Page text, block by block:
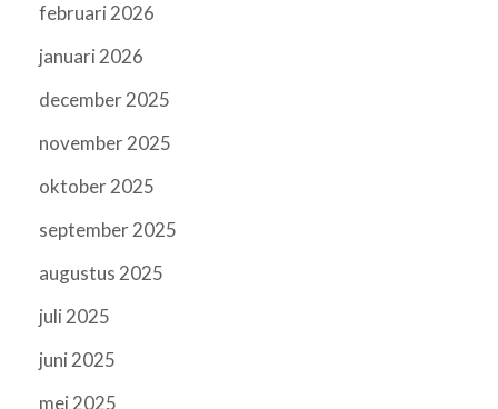
februari 2026
januari 2026
december 2025
november 2025
oktober 2025
september 2025
augustus 2025
juli 2025
juni 2025
mei 2025